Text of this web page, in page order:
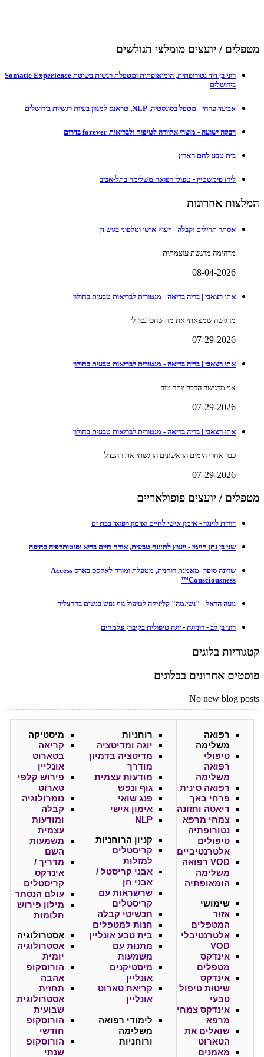
מטפלים / יועצים מומלצי הגולשים
רוני בן דוד נטורופתית, הומיאופתית ומטפלת רגשית בשיטת Somatic Experience
בירושלים
אביעד פרחי - מטפל בסוגסטיה, NLP, טראנס למגוון בעיות רגשיות בירושלים
רבקה ישועה - מוצרי אלוורה לטיפוח ולבריאות forever בדרום
בית טבע לחם הארץ
לירז פימשטיין - טפולי רפואה משלימה בתל-אביב
המלצות אחרונות
אסתר תהילים וקבלה - ייעוץ אישי וטלפוני בגוש דן
מדהימה מרגשת עוצמתית
08-04-2026
אתי רצאבי | בריה בריאה - מנטורית לבריאות טבעית בחולון
מרגישה שמצאתי את מה שהכי נכון לי
07-29-2026
אתי רצאבי | בריה בריאה - מנטורית לבריאות טבעית בחולון
אני מרגישה הרבה יותר טוב
07-29-2026
אתי רצאבי | בריה בריאה - מנטורית לבריאות טבעית בחולון
כבר אחרי הימים הראשונים הרגשתי את ההבדל
07-29-2026
מטפלים / יועצים פופולאריים
דורית לוינגר - אימון אישי לחיים ואימון רפואי בבת ים
שני בן נתן חיימי - ייעוץ לתזונה טבעית, אורח חיים בריא ופוטותרפיה בחיפה
שרונה סופר -מאמנת רוחנית, מטפלת ומורה לאקסס בארס Access
Consciousness™
נועה הראל - "נשי.מה" קליניקה לטיפול גוף נפש בנשים בהרצליה
רוני בן לב - רוניוגה - יוגה טיפולית בקיבוץ פלמחים
קטגוריות בלוגים
פוסטים אחרונים בבלוגים
No new blog posts
רפואה
משלימה
טיפולי
רפואה
משלימה
רפואה סינית
פרחי באך
דיאטה ותזונה
צמחי מרפא
נטורופתיה
טיפולים
אלטרנטיביים
VOD רפואה
משלימה
הומאופתיה
שימושי
אזור
המטפלים
אלטרנטיבלי
VOD
אינדקס
מטפלים
אינדקס
שיטות טיפול
טבעי
אינדקס צמחי
מרפא
שואלים את
הטארוט
מאמנים
רוחניות
יוגה ומדיטציה
מדיטציה בדמיון
מודרך
מודעות עצמית
גוף ונפש
פנג שואי
אימון אישי
NLP
קניון הרוחניות
קריסטלים
למזלות
אבני קריסטל /
אבני חן
שרשראות עם
קריסטלים
תכשיטי קבלה
חנות למטפלים
בית טבע אונליין
מתנות עם
משמעות
מיסטיקנים
אונליין
קריאת טארוט
אונליין
לימודי רפואה
משלימה
ורוחניות
מיסטיקה
קריאה
בטארוט
אונליין
פירוש קלפי
טארוט
נומרולוגיה
קבלה
ומודעות
עצמית
משמעות
השם
מדריך /
אינדקס
קריסטלים
עולם הנסתר
מילון פירוש
חלומות
אסטרולוגיה
אסטרולוגיה
יומית
הורוסקופ
אהבה
תחזית
אסטרולוגית
שבועית
הורוסקופ
חודשי
הורוסקופ
שנתי